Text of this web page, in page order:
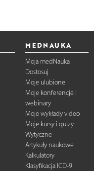
MEDNAUKA
Moja medNauka
Dostosuj
Moje ulubione
Moje konferencje i
webinary
Moje wykłady video
Moje kursy i quizy
Wytyczne
Artykuły naukowe
Kalkulatory
Klasyfikacja ICD-9